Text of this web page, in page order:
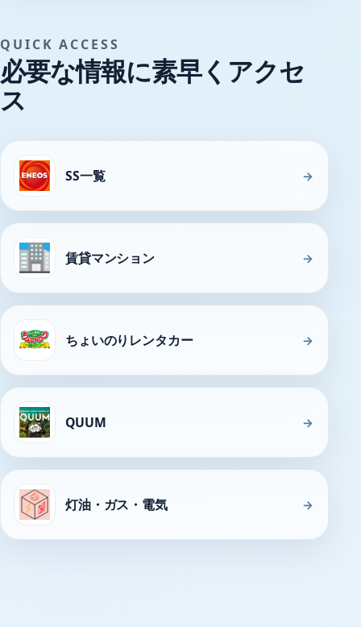
QUICK ACCESS
必要な情報に素早くアクセ
ス
SS一覧 →
賃貸マンション →
ちょいのりレンタカー →
QUUM →
灯油・ガス・電気 →